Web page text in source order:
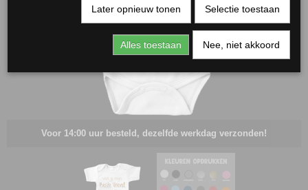
Voor 14:00 uur besteld, dezelfde werkdag verzonden!
Later opnieuw tonen Selectie toestaan
Alles toestaan Nee, niet akkoord